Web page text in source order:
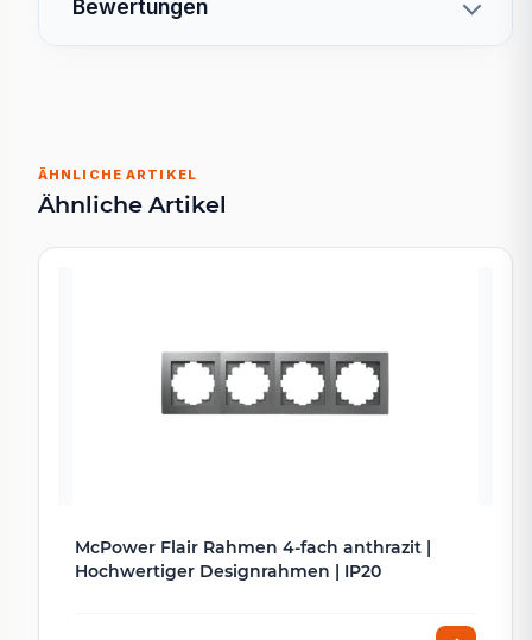
Bewertungen
ÄHNLICHE ARTIKEL
Ähnliche Artikel
McPower Flair Rahmen 4-fach anthrazit |
Hochwertiger Designrahmen | IP20